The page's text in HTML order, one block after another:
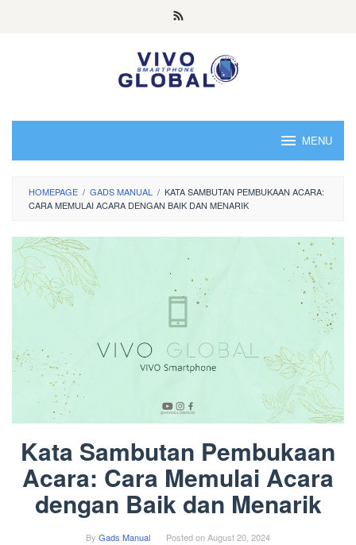
MENU
HOMEPAGE / GADS MANUAL / KATA SAMBUTAN PEMBUKAAN ACARA:
CARA MEMULAI ACARA DENGAN BAIK DAN MENARIK
Kata Sambutan Pembukaan
Acara: Cara Memulai Acara
dengan Baik dan Menarik
By Gads Manual Posted onAugust 20, 2024